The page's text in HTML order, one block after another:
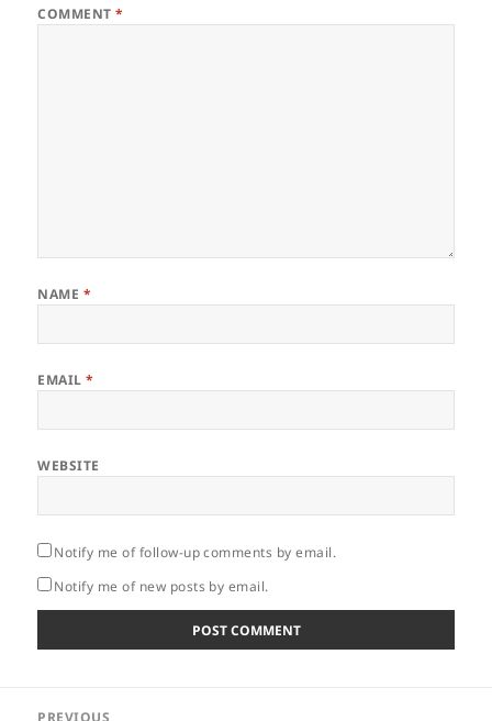
COMMENT*
NAME *
EMAIL*
WEBSITE
Notify me of follow-up comments by email.
Notify me of new posts by email.
PREVIOUS